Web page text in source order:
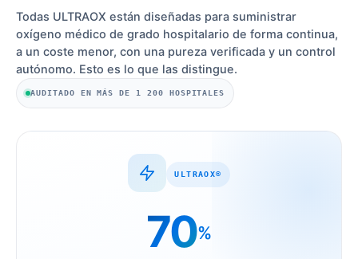
Todas ULTRAOX están diseñadas para suministrar
oxígeno médico de grado hospitalario de forma continua,
a un coste menor, con una pureza verificada y un control
autónomo. Esto es lo que las distingue.
AUDITADO EN MÁS DE 1 200 HOSPITALES
ULTRAOX®
70%